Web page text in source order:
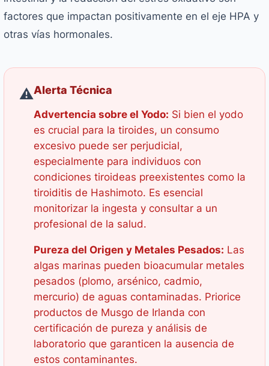
factores que impactan positivamente en el eje HPA y
otras vías hormonales.
⚠️Alerta Técnica
Advertencia sobre el Yodo: Si bien el yodo
es crucial para la tiroides, un consumo
excesivo puede ser perjudicial,
especialmente para individuos con
condiciones tiroideas preexistentes como la
tiroiditis de Hashimoto. Es esencial
monitorizar la ingesta y consultar a un
profesional de la salud.
Pureza del Origen y Metales Pesados: Las
algas marinas pueden bioacumular metales
pesados (plomo, arsénico, cadmio,
mercurio) de aguas contaminadas. Priorice
productos de Musgo de Irlanda con
certificación de pureza y análisis de
laboratorio que garanticen la ausencia de
estos contaminantes.